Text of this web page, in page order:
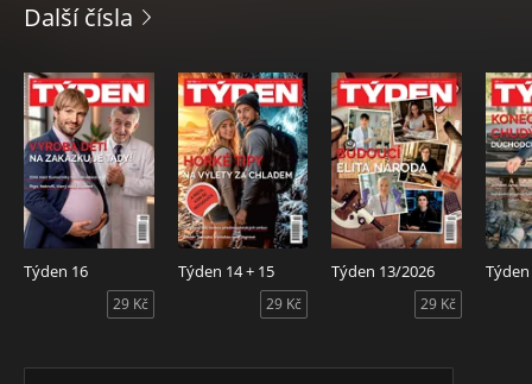
Další čísla
Týden 16
29 Kč
Týden 14 + 15
29 Kč
Týden 13/2026
29 Kč